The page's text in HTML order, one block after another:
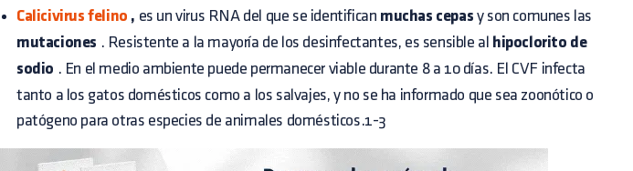
Calicivirus felino , es un virus RNA del que se identifican muchas cepas y son comunes las
mutaciones . Resistente a la mayoría de los desinfectantes, es sensible al hipoclorito de
sodio . En el medio ambiente puede permanecer viable durante 8 a 10 días. El CVF infecta
tanto a los gatos domésticos como a los salvajes, y no se ha informado que sea zoonótico o
patógeno para otras especies de animales domésticos.1-3